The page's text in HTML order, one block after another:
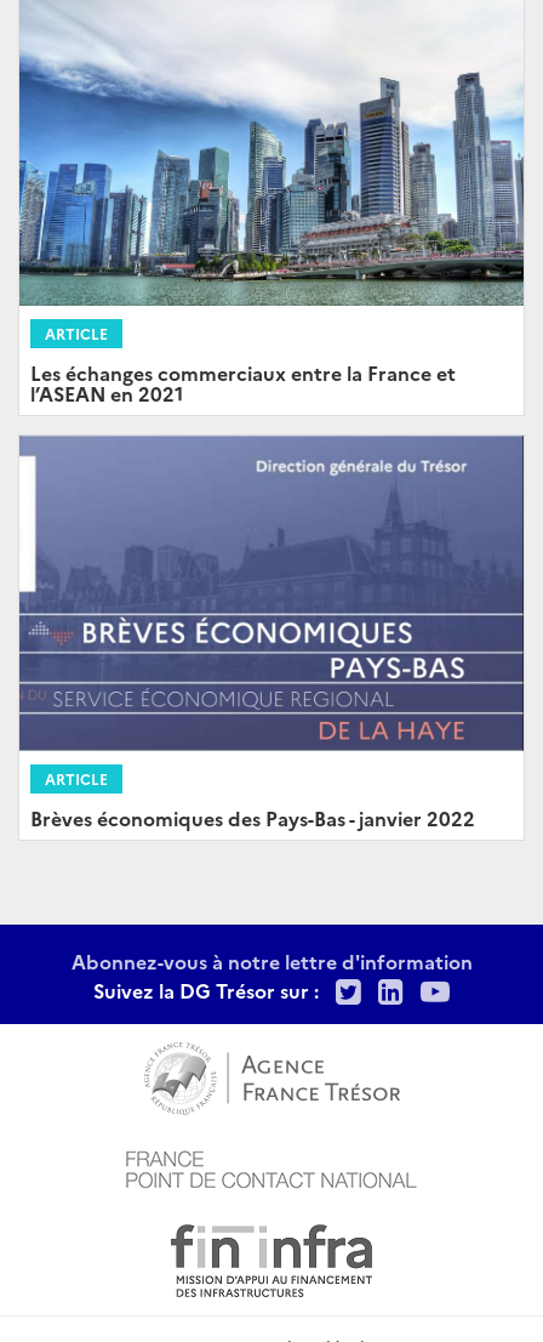
ARTICLE
Les échanges commerciaux entre la France et
l’ASEAN en 2021
ARTICLE
Brèves économiques des Pays-Bas - janvier 2022
Abonnez-vous à notre lettre d'information
Suivez la DG Trésor sur :
TwitterLinkedIn